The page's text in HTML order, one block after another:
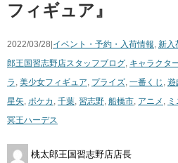
フィギュア』
2022/03/28| イベント・予約・入荷情報, 新入
郎王国習志野店スタッフブログ, キャラクタ
ラ , 美少女フィギュア, プライズ, 一番くじ , 遊
星矢, ポケカ , 千葉, 習志野, 船橋市, アニメ ,
冥王ハーデス
桃太郎王国習志野店店長